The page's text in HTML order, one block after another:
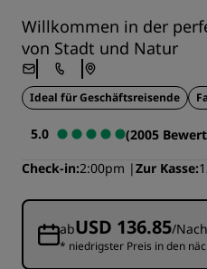
Willkommen in der
von Stadt und Natur
Ideal für Geschäftsreisende
5.0
(2005
Check-in 2:00pm Zur Kasse
abUSD 136.85/
* niedrigster Preis in den